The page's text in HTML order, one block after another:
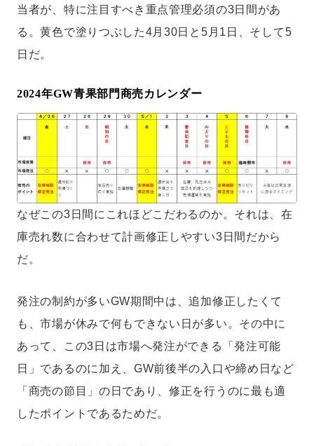
当者が、特に注目すべき重点管理必須の3日間があ
る。黄色で塗りつぶした4月30日と5月1日、そして5
日だ。
2024年GW青果部門商売カレンダー
なぜこの3日間にこれほどこだわるのか。それは、在
庫売れ数に合わせて計画修正しやすい3日間だから
だ。
発注の制約が多いGW期間中は、追加修正したくて
も、市場が休みで何もできない日が多い。その中に
あって、この3日は市場へ発注ができる「発注可能
日」であるのに加え、GW前後半の入口や締め日など
「商売の節目」の日であり、修正を行うのに最も適
したポイントであるためだ。